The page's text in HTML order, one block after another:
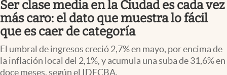
Negocios
Columnistas
Apertura
Ser clase media en la Ciudad es cada vez
más caro: el dato que muestra lo fácil
que es caer de categoría
El umbral de ingresos creció 2,7% en mayo, por encima de
la inflación local del 2,1%, y acumula una suba de 31,6% en
doce meses, según el IDECBA.